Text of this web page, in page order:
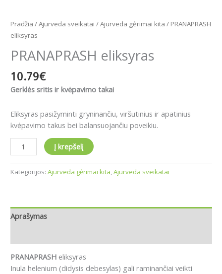
Pradžia /Ajurveda sveikatai /Ajurveda gėrimai kita / PRANAPRASH
eliksyras
PRANAPRASH eliksyras
10.79€
Gerklės sritis ir kvėpavimo takai
Eliksyras pasižyminti gryninančiu, viršutinius ir apatinius
kvėpavimo takus bei balansuojančiu poveikiu.
Į krepšelį
Kategorijos: Ajurveda gėrimai kita,Ajurveda sveikatai
Aprašymas
PRANAPRASH eliksyras
Inula helenium (didysis debesylas) gali raminančiai veikti